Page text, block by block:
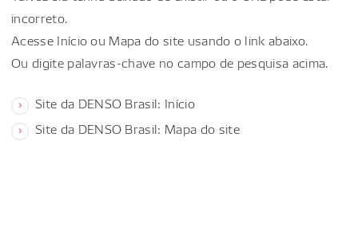
incorreto.
Acesse Início ou Mapa do site usando o link abaixo.
Ou digite palavras-chave no campo de pesquisa acima.
Site da DENSO Brasil: Início
Site da DENSO Brasil: Mapa do site